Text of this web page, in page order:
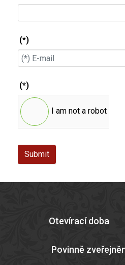
(*)
(*)
I am not a robot
Submit
Otevírací doba
Povinně